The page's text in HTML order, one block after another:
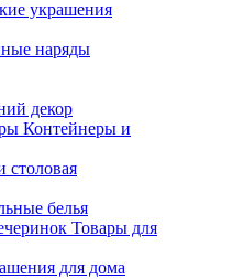
украшения
наряды
декор
Контейнеры и
столовая
белья
Товары для
для дома